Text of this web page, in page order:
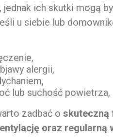
jednak ich skutki mogą
u siebie lub
alergii,
lub suchość powietrza,
zadbać o skuteczną
oraz regularną